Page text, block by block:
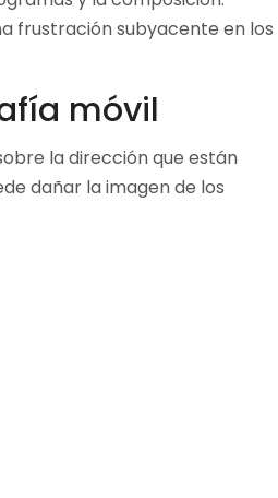
frustración subyacente en los
móvil
la dirección que están
dañar la imagen de los